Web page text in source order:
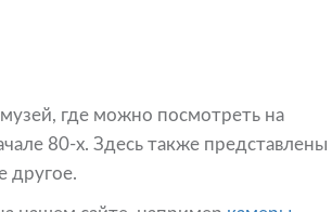
где можно посмотреть на
80-х. Здесь также представлены
другое.